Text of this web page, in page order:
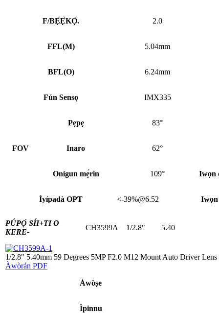
F/BẸ́Ẹ̀KỌ́. 2.0
FFL(M) 5.04mm
BFL(O) 6.24mm
Fún Sensọ IMX335
FOV
Pẹpẹ 83°
Inaro 62°
Onígun mẹ́rin 109° Iwọn
Ìyípadà OPT <-39%@6.52 Iwọn
PÚPỌ̀ SÍI+TI O
KERE-
CH3599A 1/2.8" 5.40
1/2.8" 5.40mm 59 Degrees 5MP F2.0 M12 Mount Auto Driver Lens
Àwòrán PDF
Àwòṣe
Ìpinnu